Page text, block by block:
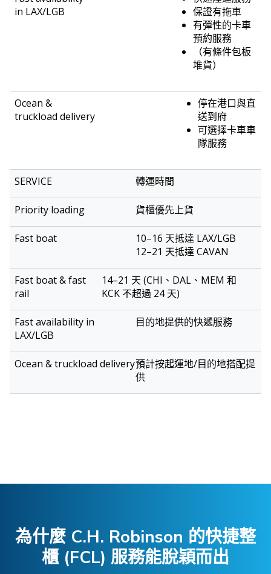
保證有拖車
有彈性的卡車
預約服務
（有條件包板
堆貨）
停在港口與直
送到府
可選擇卡車車
隊服務
轉運時間
貨櫃優先上貨
10–16 天抵達 LAX/LGB
12–21 天抵達 CAVAN
14–21 天 (CHI、DAL、MEM 和
KCK 不超過 24 天)
目的地提供的快遞服務
預計按起運地/目的地搭配提
供
為什麼 C.H. Robinson 的快捷整
櫃 (FCL) 服務能脫穎而出